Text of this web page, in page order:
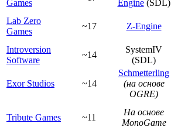
Games
Engine(SDL)
Lab Zero
Games
~17 Z-Engine
Introversion
Software
~14
SystemIV
(SDL)
Exor Studios ~14
Schmetterling
(на основе
OGRE)
Tribute Games ~11
На основе
MonoGame